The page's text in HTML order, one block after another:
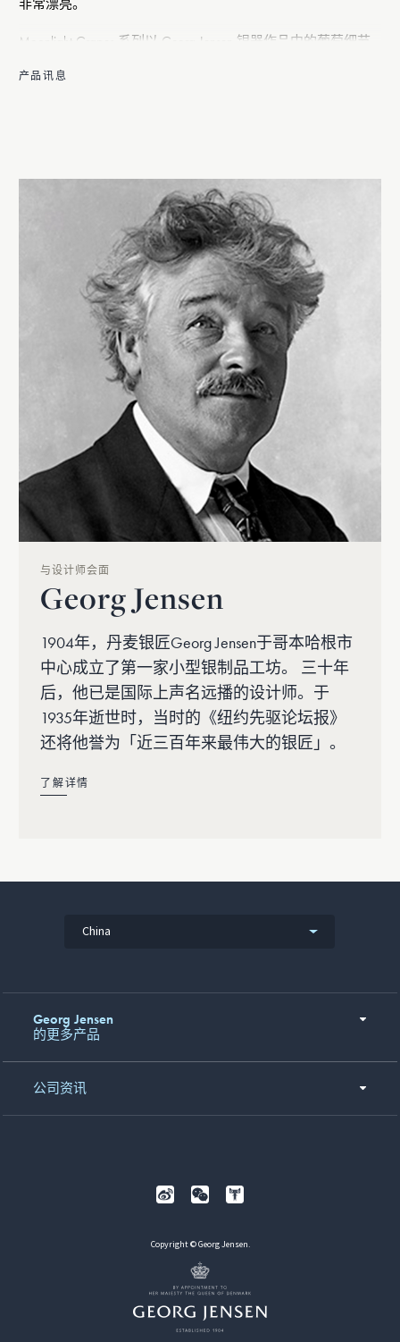
非常漂亮。
Moonlight Grapes 系列以 Georg Jensen 银器作品中的葡萄细节
的珠宝首饰。 兼具雕塑感和极简主义风格，是斯堪的纳维亚
产品讯息
与设计师会面
Georg Jensen
1904年，丹麦银匠Georg Jensen于哥本哈根市
中心成立了第一家小型银制品工坊。 三十年
后，他已是国际上声名远播的设计师。于
1935年逝世时，当时的《纽约先驱论坛报》
还将他誉为「近三百年来最伟大的银匠」。
了解详情
China
Georg Jensen
的更多产品
公司资讯
Copyright © Georg Jensen.